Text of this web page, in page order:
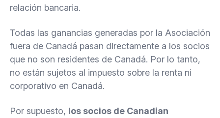
relación bancaria.
Todas las ganancias generadas por la Asociación
fuera de Canadá pasan directamente a los socios
que no son residentes de Canadá. Por lo tanto,
no están sujetos al impuesto sobre la renta ni
corporativo en Canadá.
Por supuesto, los socios de Canadian